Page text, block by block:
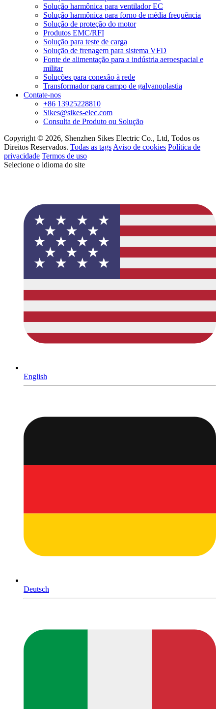
Solução harmônica para ventilador EC
Solução harmônica para forno de média frequência
Solução de proteção do motor
Produtos EMC/RFI
Solução para teste de carga
Solução de frenagem para sistema VFD
Fonte de alimentação para a indústria aeroespacial e
militar
Soluções para conexão à rede
Transformador para campo de galvanoplastia
Contate-nos
+86 13925228810
Sikes@sikes-elec.com
Consulta de Produto ou Solução
Copyright © 2026, Shenzhen Sikes Electric Co., Ltd, Todos os
Direitos Reservados. Todas as tags Aviso de cookies Política de
privacidade Termos de uso
Selecione o idioma do site
English
Deutsch